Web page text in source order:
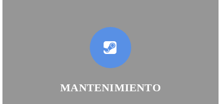
MANTENIMIENTO